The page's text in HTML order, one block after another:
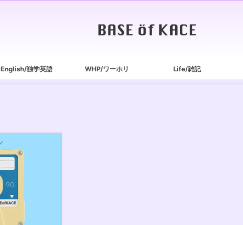
English/独学英語 WHP/ワーホリ Life/雑記